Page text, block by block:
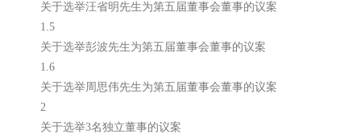
关于选举汪省明先生为第五届董事会董事的议案
1.5
关于选举彭波先生为第五届董事会董事的议案
1.6
关于选举周思伟先生为第五届董事会董事的议案
2
关于选举3名独立董事的议案